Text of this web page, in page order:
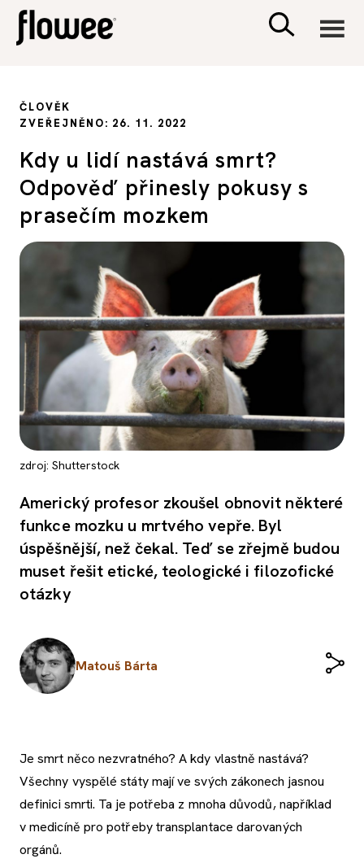
PSYCHOLOGIE
SEX A VZTAHY
PORADNA
ČLOVĚK
ZVEŘEJNĚNO: 26. 11. 2022
Kdy u lidí nastává smrt?
Odpověď přinesly pokusy s
prasečím mozkem
zdroj: Shutterstock
Americký profesor zkoušel obnovit některé
funkce mozku u mrtvého vepře. Byl
úspěšnější, než čekal. Teď se zřejmě budou
muset řešit etické, teologické i filozofické
otázky
Matouš Bárta
Je smrt něco nezvratného? A kdy vlastně nastává?
Všechny vyspělé státy mají ve svých zákonech jasnou
definici smrti. Ta je potřeba z mnoha důvodů, například
v medicíně pro potřeby transplantace darovaných
orgánů.